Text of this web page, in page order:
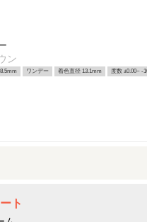
ン
ワンデー 着色直径 13.1mm 度数 ±0.00~ -
ト